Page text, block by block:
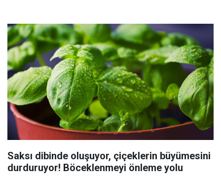
Saksı dibinde oluşuyor, çiçeklerin büyümesini
durduruyor! Böceklenmeyi önleme yolu